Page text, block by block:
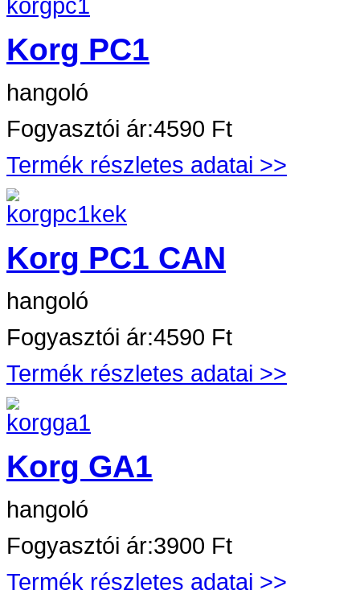
Korg PC1
hangoló
Fogyasztói ár:4590 Ft
Termék részletes adatai >>
Korg PC1 CAN
hangoló
Fogyasztói ár:4590 Ft
Termék részletes adatai >>
Korg GA1
hangoló
Fogyasztói ár:3900 Ft
Termék részletes adatai >>